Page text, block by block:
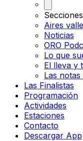
Secciones
Aires
Noticias
ORO
Lo que
El lleva y
Las notas
Las Finalistas
Programación
Actividades
Estaciones
Contacto
Descargar App